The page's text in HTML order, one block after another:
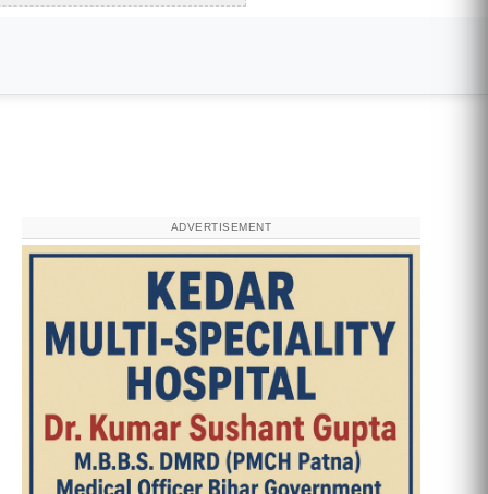
ADVERTISEMENT